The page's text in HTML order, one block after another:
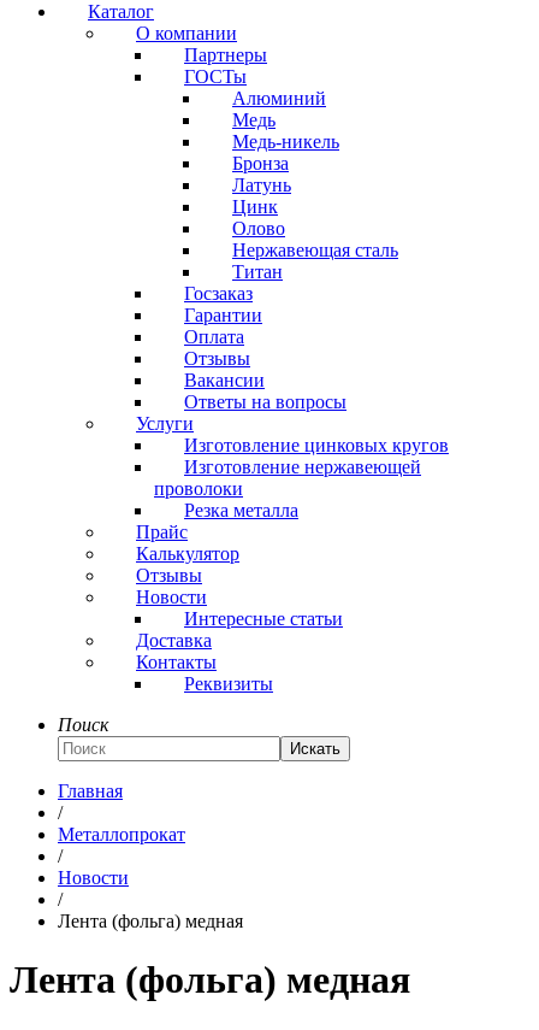
Каталог
О компании
Партнеры
ГОСТы
Алюминий
Медь
Медь-никель
Бронза
Латунь
Цинк
Олово
Нержавеющая сталь
Титан
Госзаказ
Гарантии
Оплата
Отзывы
Вакансии
Ответы на вопросы
Услуги
Изготовление цинковых кругов
Изготовление нержавеющей
проволоки
Резка металла
Прайс
Калькулятор
Отзывы
Новости
Интересные статьи
Доставка
Контакты
Реквизиты
Поиск
Искать
Главная
/
Металлопрокат
/
Новости
/
Лента (фольга) медная
Лента (фольга) медная